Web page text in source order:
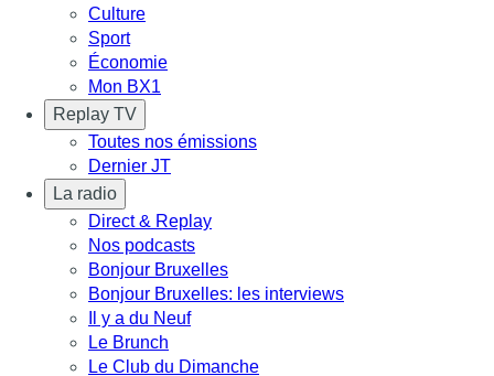
Culture
Sport
Économie
Mon BX1
Replay TV
Toutes nos émissions
Dernier JT
La radio
Direct & Replay
Nos podcasts
Bonjour Bruxelles
Bonjour Bruxelles: les interviews
Il y a du Neuf
Le Brunch
Le Club du Dimanche